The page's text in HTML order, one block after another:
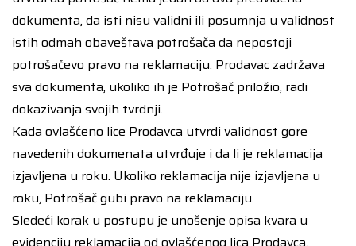
dokumenta, da isti nisu validni ili posumnja u validnost
istih odmah obaveštava potrošača da nepostoji
potrošačevo pravo na reklamaciju. Prodavac zadržava
sva dokumenta, ukoliko ih je Potrošač priložio, radi
dokazivanja svojih tvrdnji.
Kada ovlašćeno lice Prodavca utvrdi validnost gore
navedenih dokumenata utvrđuje i da li je reklamacija
izjavljena u roku. Ukoliko reklamacija nije izjavljena u
roku, Potrošač gubi pravo na reklamaciju.
Sledeći korak u postupu je unošenje opisa kvara u